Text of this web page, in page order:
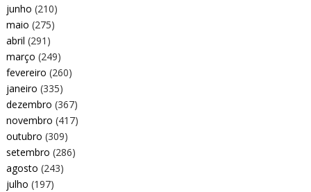
junho (210)
maio (275)
abril (291)
março (249)
fevereiro (260)
janeiro (335)
dezembro (367)
novembro (417)
outubro (309)
setembro (286)
agosto (243)
julho (197)